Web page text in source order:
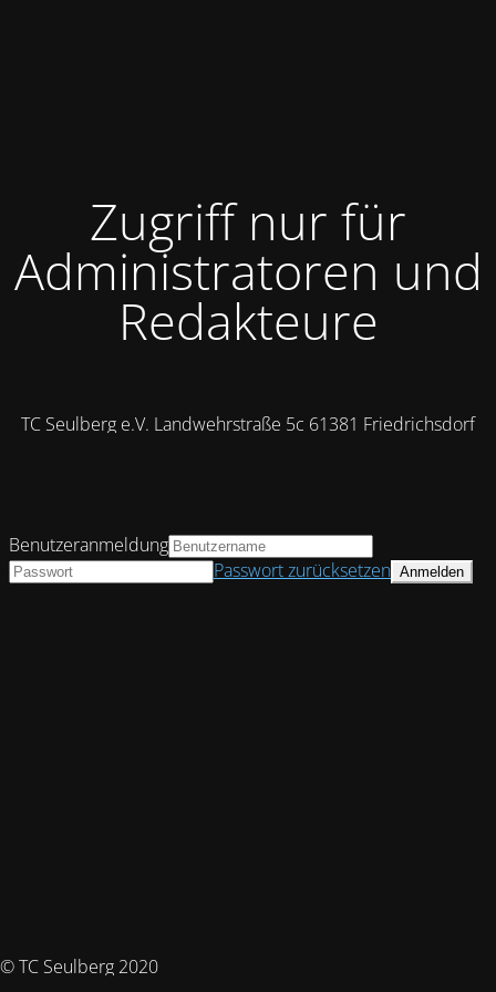
Zugriff nur für
Administratoren und
Redakteure
TC Seulberg e.V. Landwehrstraße 5c 61381 Friedrichsdorf
© TC Seulberg 2020
Benutzeranmeldung
Passwort zurücksetzen